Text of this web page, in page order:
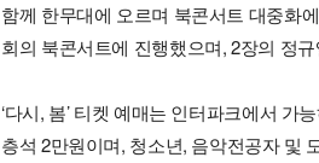
함께 한무대에 오르며 북콘서트 대중화
회의 북콘서트에 진행했으며, 2장의 정
‘다시, 봄’ 티켓 예매는 인터파크에서 가
층석 2만원이며, 청소년, 음악전공자 및